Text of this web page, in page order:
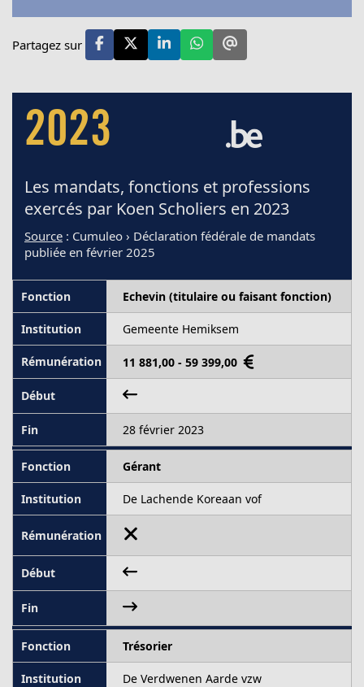
Partagez sur
2023
Les mandats, fonctions et professions
exercés par Koen Scholiers en 2023
Source : Cumuleo › Déclaration fédérale de mandats
publiée en février 2025
Echevin (titulaire ou faisant fonction)
Gemeente Hemiksem
11 881,00 - 59 399,00
28 février 2023
Gérant
De Lachende Koreaan vof
Trésorier
De Verdwenen Aarde vzw